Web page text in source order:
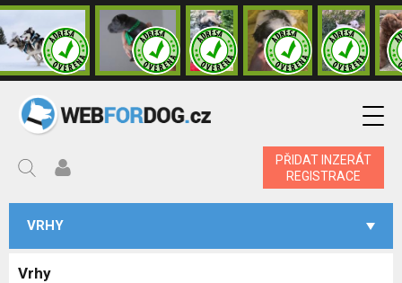
PŘIDAT INZERÁT
REGISTRACE
VRHY
Vrhy